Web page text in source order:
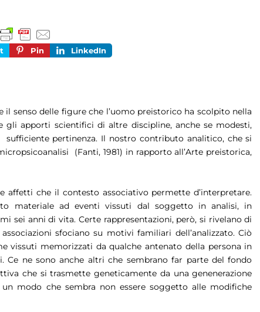
Pin LinkedIn
il senso delle figure che l’uomo preistorico ha scolpito nella
apporti scientifici di altre discipline, anche se modesti,
sufficiente pertinenza. Il nostro contributo analitico,che si
(Fanti, 1981) in rapporto all’Arte preistorica,
affetti che il contesto associativo permette d’interpretare.
materiale ad eventi vissuti dal soggetto in analisi, in
sei anni di vita. Certe rappresentazioni, però, si rivelano di
sfociano su motivi familiari dell’analizzato. Ciò
vissuti memorizzati da qualche antenato della persona in
Ce ne sono anche altri che sembrano far parte del fondo
che si trasmette geneticamente da una genenerazione
un modo che sembra non essere soggetto alle modifiche